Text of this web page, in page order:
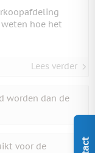
hoe het
Lees verder
worden dan de
voor de